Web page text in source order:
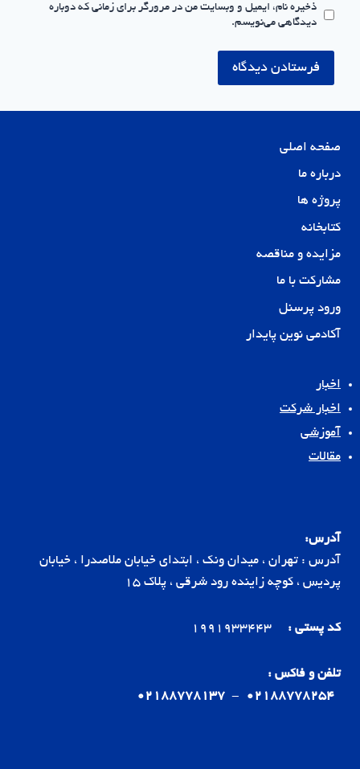
ذخیره نام، ایمیل و وبسایت من در مرورگر برای زمانی که دوباره
دیدگاهی می‌نویسم.
صفحه اصلی
درباره ما
پروژه ها
کتابخانه
مزایده و مناقصه
مشارکت با ما
ورود پرسنل
آکادمی نوین پایدار
اخبار
اخبار شرکت
آموزشی
مقالات
آدرس:
آدرس : تهران ، میدان ونک ، ابتدای خیابان ملاصدرا ، خیابان
پردیس ، کوچه زاینده رود شرقی ، پلاک 15
کد پستی :
تلفن و فاکس :
02188778254
-
02188778137